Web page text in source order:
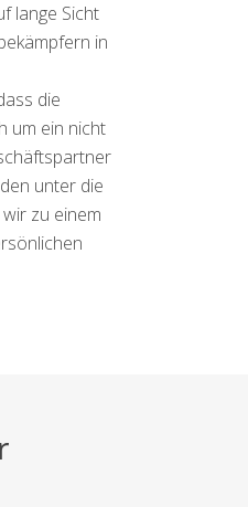
lange Sicht
in
die
um ein nicht
unter die
zu einem